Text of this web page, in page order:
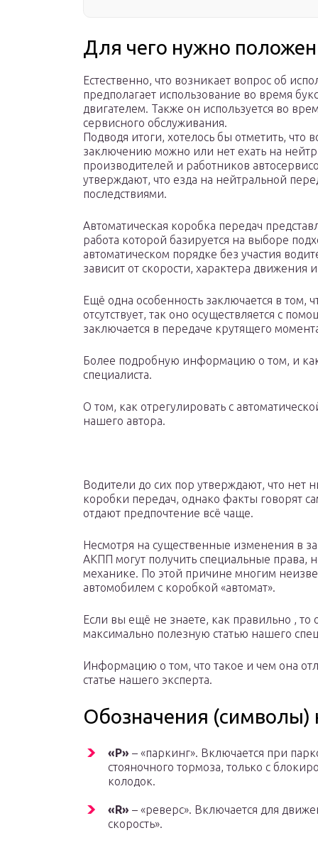
Для чего нужно
Естественно, что возникает вопрос об
предполагает использование во время
двигателем. Также он используется во
сервисного обслуживания.
Подводя итоги, хотелось бы отметить,
заключению можно или нет ехать на
производителей и работников
утверждают, что езда на нейтральной
последствиями.
Автоматическая коробка передач
работа которой базируется на выборе
автоматическом порядке без участия
зависит от скорости, характера движения
Ещё одна особенность заключается в том,
отсутствует, так оно осуществляется с
заключается в передаче крутящего
Более подробную информацию о том, и
специалиста.
О том, как отрегулировать с
нашего автора.
Водители до сих пор утверждают, что нет
коробки передач, однако факты говорят
отдают предпочтение всё чаще.
Несмотря на существенные изменения в
АКПП могут получить специальные права,
механике. По этой причине многим
автомобилем с коробкой «автомат».
Если вы ещё не знаете, как правильно , то
максимально полезную статью нашего
Информацию о том, что такое и чем она
статье нашего эксперта.
Обозначения (символы)
«P» – «паркинг». Включается при
стояночного тормоза, только с
колодок.
«R» – «реверс». Включается для
скорость».